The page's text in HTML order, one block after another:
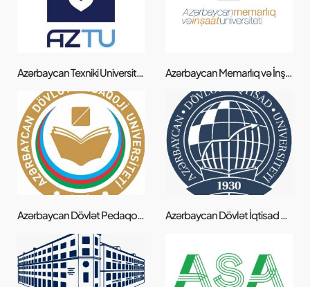
Azərbaycan Texniki Universiteti Azərbaycan Memarlıq və İnşaat Universiteti
Azərbaycan Dövlət Pedaqoji Universiteti Azərbaycan Dövlət İqtisad Üniversiteti